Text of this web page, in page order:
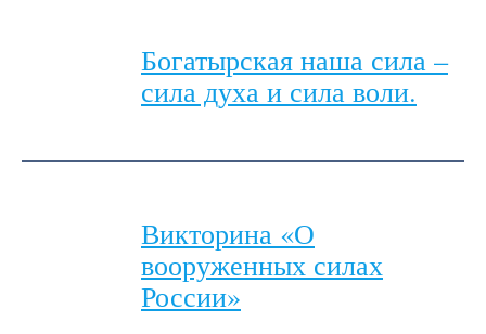
Богатырская наша сила –
сила духа и сила воли.
Викторина «О
вооруженных силах
России»